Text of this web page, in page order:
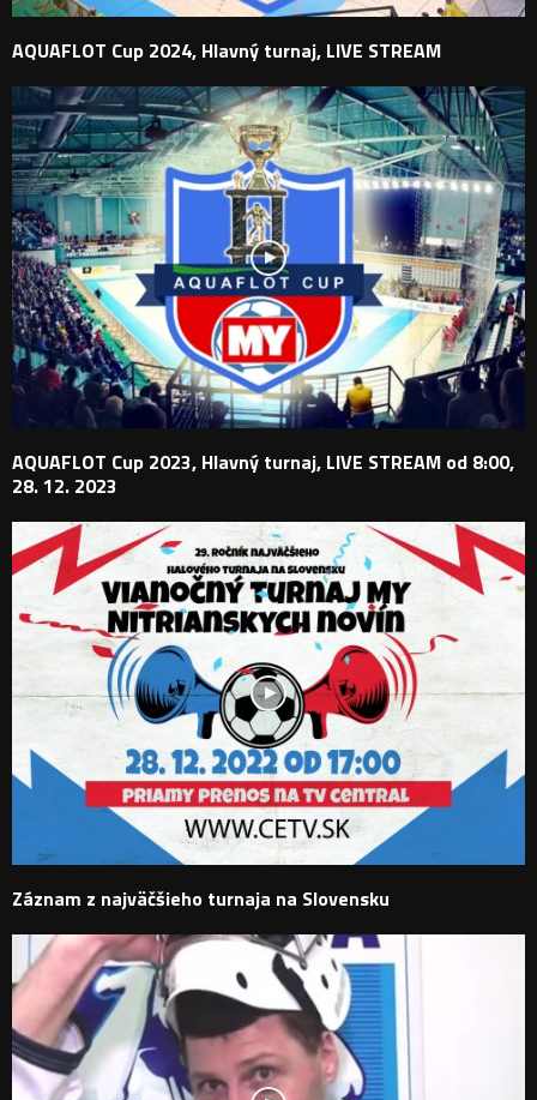
AQUAFLOT Cup 2024, Hlavný turnaj, LIVE STREAM
AQUAFLOT Cup 2023, Hlavný turnaj, LIVE STREAM od 8:00,
28. 12. 2023
Záznam z najväčšieho turnaja na Slovensku